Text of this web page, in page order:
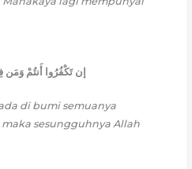
إن تَكْفُرُوا أَنتُمْ وَمَن
di bumi semuanya
sesungguhnya Allah